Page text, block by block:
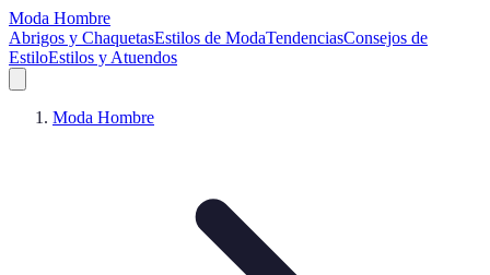
Moda Hombre
Abrigos y ChaquetasEstilos de ModaTendenciasConsejos de
EstiloEstilos y Atuendos
Moda Hombre